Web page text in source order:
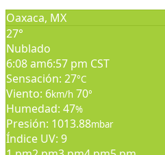
Oaxaca, MX
27°
Nublado
6:08 am6:57 pm CST
Sensación: 27°C
Viento: 6km/h 70°
Humedad: 47%
Presión: 1013.88mbar
Índice UV: 9